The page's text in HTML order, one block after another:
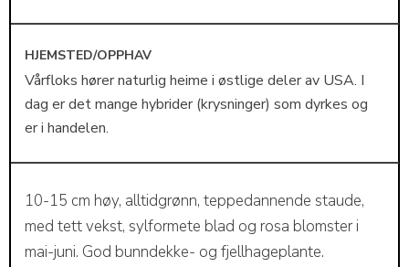
HJEMSTED/OPPHAV
Vårfloks hører naturlig heime i østlige deler av USA. I
dag er det mange hybrider (krysninger) som dyrkes og
er i handelen.
10-15 cm høy, alltidgrønn, teppedannende staude,
med tett vekst, sylformete blad og rosa blomster i
mai-juni. God bunndekke- og fjellhageplante.